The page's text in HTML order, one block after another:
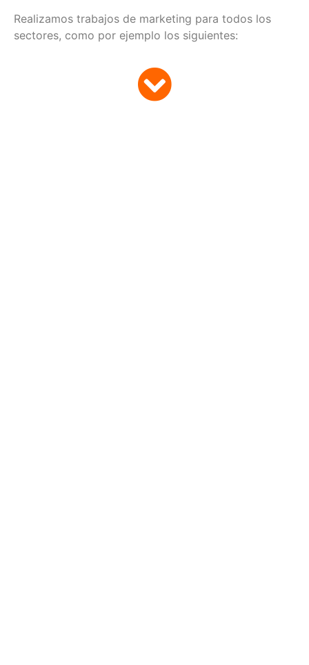
Realizamos trabajos de marketing para todos los
sectores, como por ejemplo los siguientes: